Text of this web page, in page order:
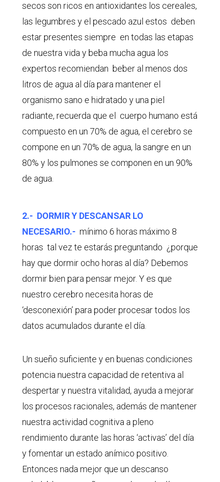
secos son ricos en antioxidantes los cereales,
las legumbres y el pescado azul estos deben
estar presentes siempre en todas las etapas
de nuestra vida y beba mucha agua los
expertos recomiendan beber al menos dos
litros de agua al día para mantener el
organismo sano e hidratado y una piel
radiante, recuerda que el cuerpo humano está
compuesto en un 70% de agua, el cerebro se
compone en un 70% de agua, la sangre en un
80% y los pulmones se componen en un 90%
de agua.
2.- DORMIR Y DESCANSAR LO
NECESARIO.- mínimo 6 horas máximo 8
horas tal vez te estarás preguntando ¿porque
hay que dormir ocho horas al día? Debemos
dormir bien para pensar mejor. Y es que
nuestro cerebro necesita horas de
‘desconexión’ para poder procesar todos los
datos acumulados durante el día.
Un sueño suficiente y en buenas condiciones
potencia nuestra capacidad de retentiva al
despertar y nuestra vitalidad, ayuda a mejorar
los procesos racionales, además de mantener
nuestra actividad cognitiva a pleno
rendimiento durante las horas ‘activas’ del día
y fomentar un estado anímico positivo.
Entonces nada mejor que un descanso